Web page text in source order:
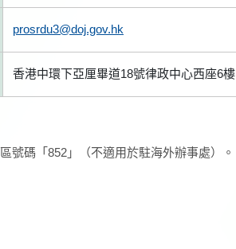
prosrdu3@doj.gov.hk
香港中環下亞厘畢道18號律政中心西座6樓
號碼「852」（不適用於駐海外辦事處）。